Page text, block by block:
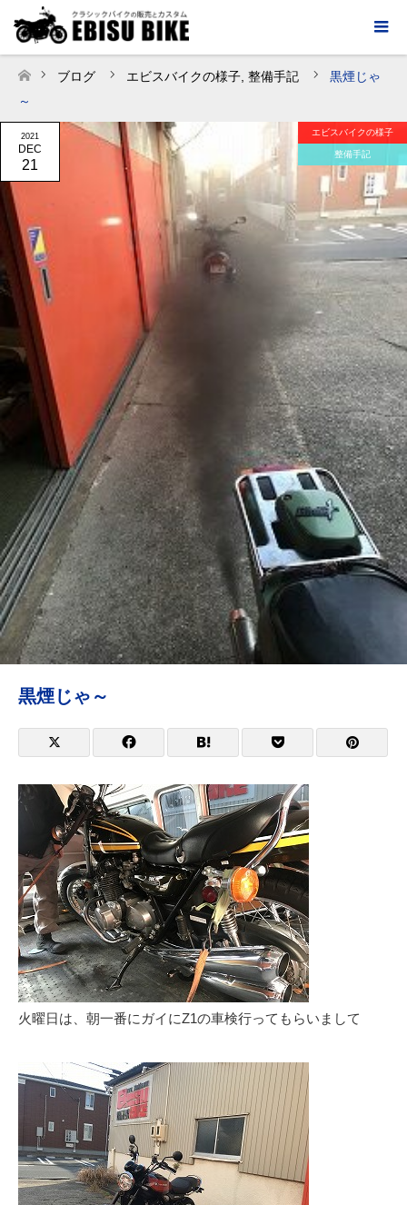
ホーム
ブログ エビスバイクの様子 整備手記
黒煙じゃ
～
2021
DEC
21
エビスバイクの様子
整備手記
黒煙じゃ～
火曜日は、朝一番にガイにZ1の車検行ってもらいまして